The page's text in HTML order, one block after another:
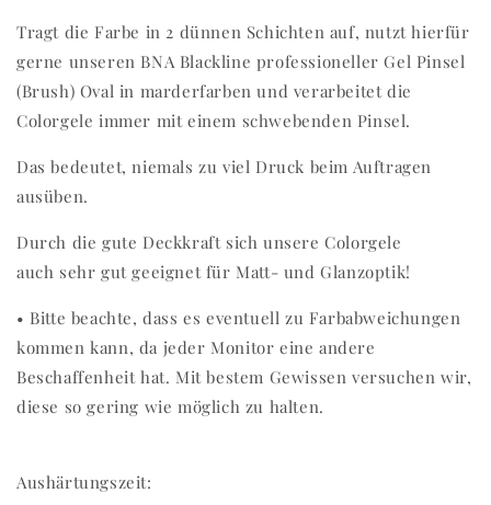
Tragt die Farbe in 2 dünnen Schichten auf, nutzt hierfür
gerne unseren BNA Blackline professioneller Gel Pinsel
(Brush) Oval in marderfarben und verarbeitet die
Colorgele immer mit einem schwebenden Pinsel.
Das bedeutet, niemals zu viel Druck beim Auftragen
ausüben.
Durch die gute Deckkraft sich unsere Colorgele
auch sehr gut geeignet für Matt- und Glanzoptik!
• Bitte beachte, dass es eventuell zu Farbabweichungen
kommen kann, da jeder Monitor eine andere
Beschaffenheit hat. Mit bestem Gewissen versuchen wir,
diese so gering wie möglich zu halten.
Aushärtungszeit: